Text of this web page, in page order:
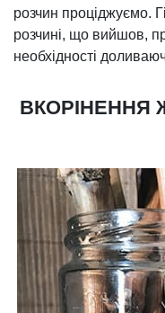
розчин проціджуємо.
розчині, що вийшов,
необхідності
ВКОРІНЕННЯ